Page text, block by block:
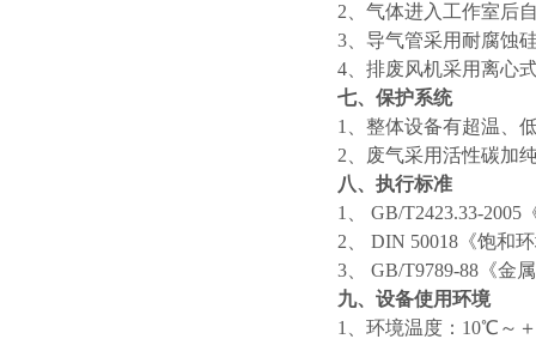
2、气体进入工作室后
3、导气管采用耐腐蚀
4、排废风机采用离心
七、保护系统
1、整体设备有超温、
2、废气采用活性碳加
八、执行标准
1、 GB/T2423.33-
2、 DIN 50018《饱和
3、 GB/T9789-88《金
九、设备使用环境
1、环境温度：10℃～